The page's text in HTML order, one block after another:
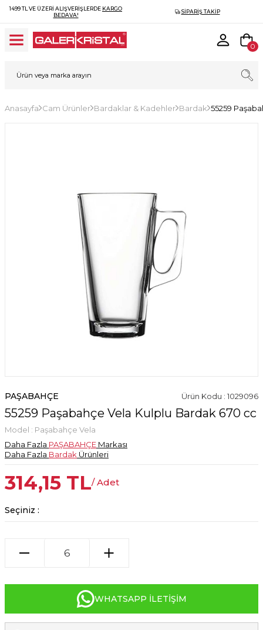
1499 TL VE ÜZERI ALIŞVERIŞLERDE KARGO
BEDAVA!
SIPARIŞ TAKIP
0
Anasayfa Cam Ürünler Bardaklar & Kadehler Bardak 55259
PAŞABAHÇE Ürün Kodu : 1029096
55259 Paşabahçe Vela Kulplu Bardak 670 cc
Model : Paşabahçe Vela
Daha Fazla PAŞABAHÇE Markası
Daha Fazla Bardak Ürünleri
314,15 TL/ Adet
Seçiniz :
WHATSAPP İLETIŞIM